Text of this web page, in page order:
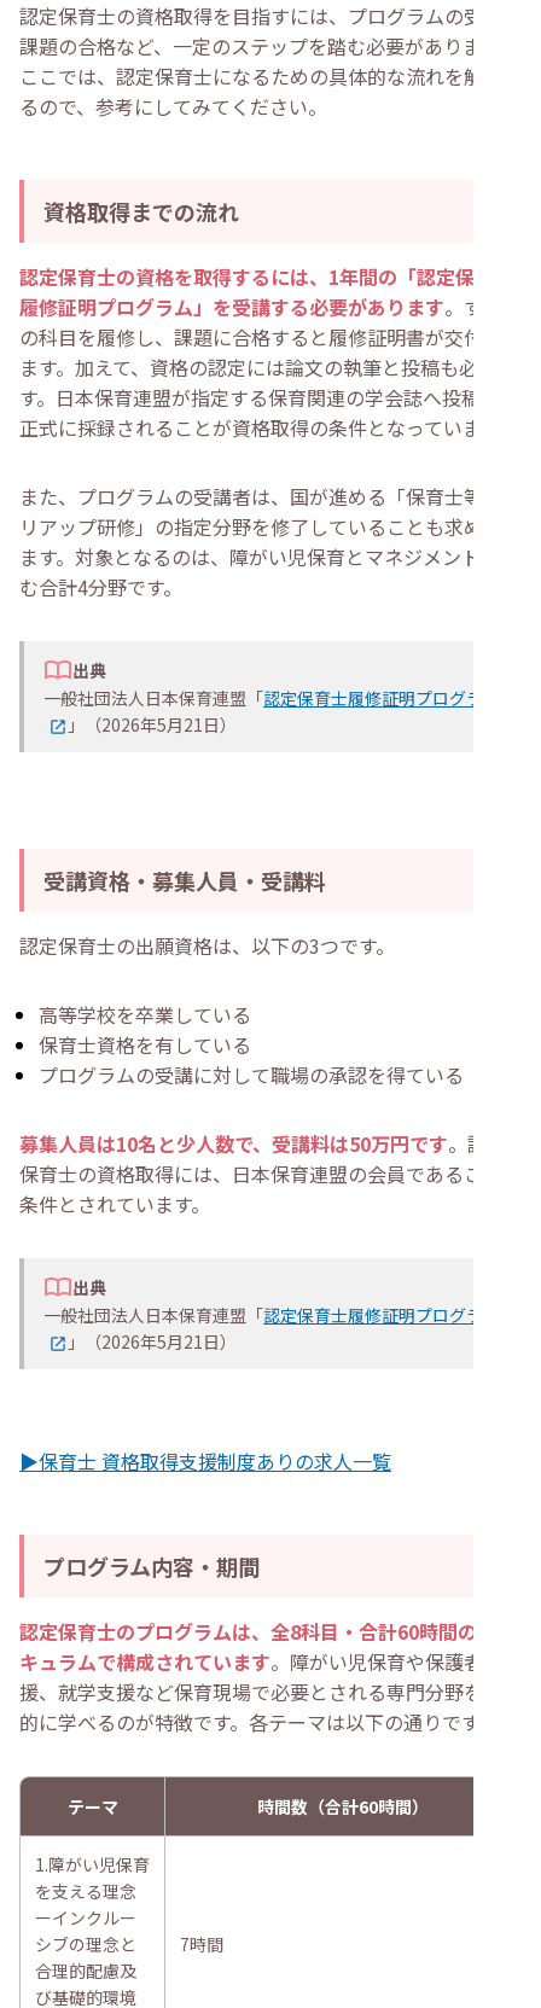
認定保育士の資格取得を目指すには、プログラムの受講や
課題の合格など、一定のステップを踏む必要があります。
ここでは、認定保育士になるための具体的な流れを解説す
るので、参考にしてみてください。
資格取得までの流れ
認定保育士の資格を取得するには、1年間の「認定保育士
履修証明プログラム」を受講する必要があります。すべて
の科目を履修し、課題に合格すると履修証明書が交付され
ます。加えて、資格の認定には論文の執筆と投稿も必要で
す。日本保育連盟が指定する保育関連の学会誌へ投稿し、
正式に採録されることが資格取得の条件となっています。
また、プログラムの受講者は、国が進める「保育士等キャ
リアップ研修」の指定分野を修了していることも求められ
ます。対象となるのは、障がい児保育とマネジメントを含
む合計4分野です。
出典
一般社団法人日本保育連盟「認定保育士履修証明プログラム
」（2026年5月21日）
受講資格・募集人員・受講料
認定保育士の出願資格は、以下の3つです。
高等学校を卒業している
保育士資格を有している
プログラムの受講に対して職場の承認を得ている
募集人員は10名と少人数で、受講料は50万円です。認定
保育士の資格取得には、日本保育連盟の会員であることも
条件とされています。
出典
一般社団法人日本保育連盟「認定保育士履修証明プログラム
」（2026年5月21日）
▶保育士 資格取得支援制度ありの求人一覧
プログラム内容・期間
認定保育士のプログラムは、全8科目・合計60時間のカリ
キュラムで構成されています。障がい児保育や保護者支
援、就学支援など保育現場で必要とされる専門分野を体系
的に学べるのが特徴です。各テーマは以下の通りです。
テーマ 時間数（合計60時間）
1.障がい児保育
を支える理念
ーインクルー
シブの理念と
合理的配慮及
び基礎的環境
7時間